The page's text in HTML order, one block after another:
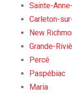
Sainte-
Carleton-
New
Grande-
Percé
Paspébiac
Maria